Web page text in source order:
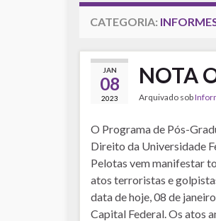
CATEGORIA:
JAN
08
2023
NOTA
Arquivado sob
O Programa de Pós-
Direito da Universidade
Pelotas vem manifestar
atos terroristas e
data de hoje, 08 de
Capital Federal. Os atos